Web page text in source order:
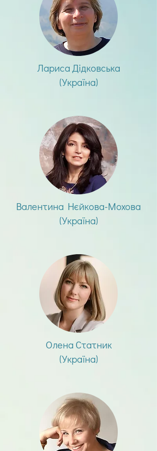
Лариса Дідковська
(Україна)
Валентина Нєйкова-Мохова
(Україна)
Олена Статник
(Україна)